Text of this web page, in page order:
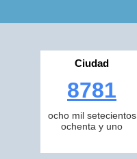
Ciudad
8781
ocho mil setecientos
ochenta y uno